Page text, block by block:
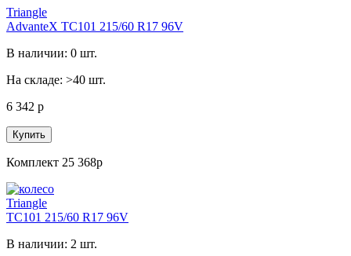
Triangle
AdvanteX TC101 215/60 R17 96V
В наличии: 0 шт.
На складе: >40 шт.
6 342 р
Купить
Комплект 25 368р
Triangle
TC101 215/60 R17 96V
В наличии: 2 шт.